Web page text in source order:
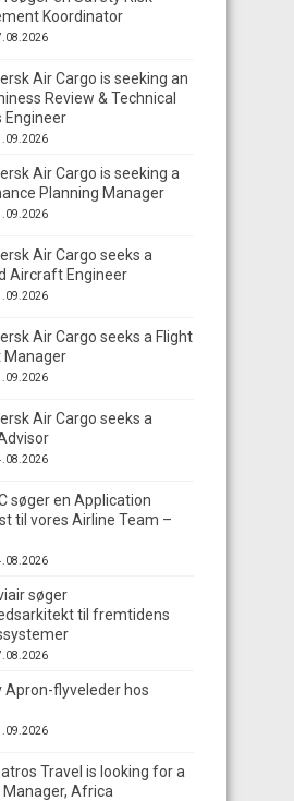
Koordinator
Air Cargo is seeking an
Review & Technical
Engineer
Air Cargo is seeking a
Planning Manager
Air Cargo seeks a
Aircraft Engineer
Air Cargo seeks a Flight
Manager
Air Cargo seeks a
søger en Application
til vores Airline Team –
søger
til fremtidens
Apron-flyveleder hos
Travel is looking for a
Manager, Africa